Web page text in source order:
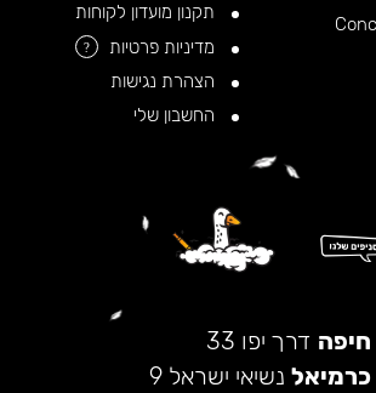
תקנון מועדון לקוחות
מדיניות פרטיות
?
הצהרת נגישות
החשבון שלי
חיפה דרך יפו 33
כרמיאל נשיאי ישראל 9